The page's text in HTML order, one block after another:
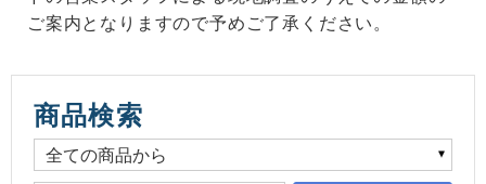
ご案内となりますので予めご了承ください。
商品検索